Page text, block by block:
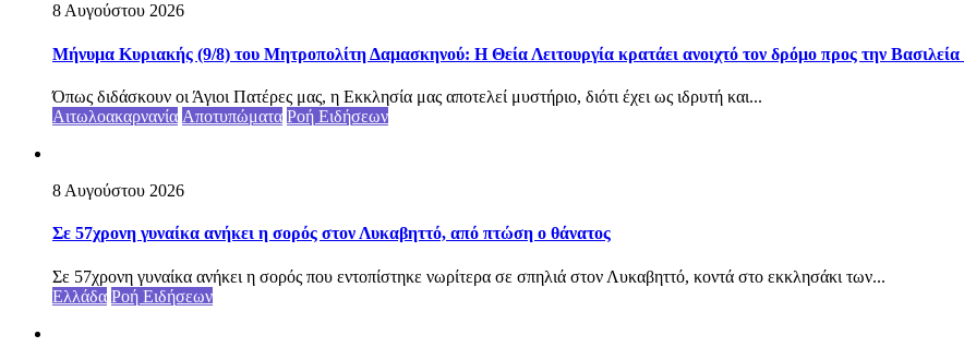
8 Αυγούστου 2026
Μήνυμα Κυριακής (9/8) του Μητροπολίτη Δαμασκηνού: Η Θεία Λειτουργία κρατάει ανοιχτό τον δρόμο προς την
Όπως διδάσκουν οι Άγιοι Πατέρες μας, η Εκκλησία μας αποτελεί μυστήριο, διότι έχει ως ιδρυτή και...
Αιτωλοακαρνανία Αποτυπώματα Ροή Ειδήσεων
8 Αυγούστου 2026
Σε 57χρονη γυναίκα ανήκει η σορός στον Λυκαβηττό, από πτώση ο θάνατος
Σε 57χρονη γυναίκα ανήκει η σορός που εντοπίστηκε νωρίτερα σε σπηλιά στον Λυκαβηττό, κοντά στο εκκλησάκι των...
Ελλάδα Ροή Ειδήσεων